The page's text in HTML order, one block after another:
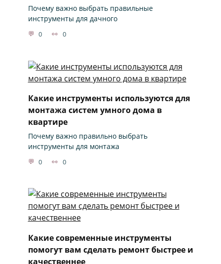
Почему важно выбрать правильные
инструменты для дачного
0 0
Какие инструменты используются для
монтажа систем умного дома в
квартире
Почему важно правильно выбрать
инструменты для монтажа
0 0
Какие современные инструменты
помогут вам сделать ремонт быстрее и
качественнее